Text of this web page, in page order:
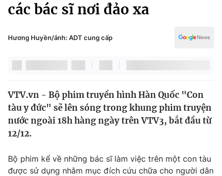
Xã hội
Pháp luật
Y tế
Thế giới
Tin tức
Thế giới đó đây
Câu chuyện quốc tế
Kinh tế
Thị trường
Dữ liệu và đời sống
Văn hóa - Giải trí
Công nghệ
các bác sĩ nơi đảo xa
Hương Huyền/ảnh: ADT cung cấp
VTV.vn - Bộ phim truyền hình Hàn Quốc "Con
tàu y đức" sẽ lên sóng trong khung phim truyện
nước ngoài 18h hàng ngày trên VTV3, bắt đầu từ
12/12.
Bộ phim kể về những bác sĩ làm việc trên một con tàu
được sử dụng nhằm mục đích cứu chữa cho người dân